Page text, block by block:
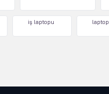
iş laptopu laptop